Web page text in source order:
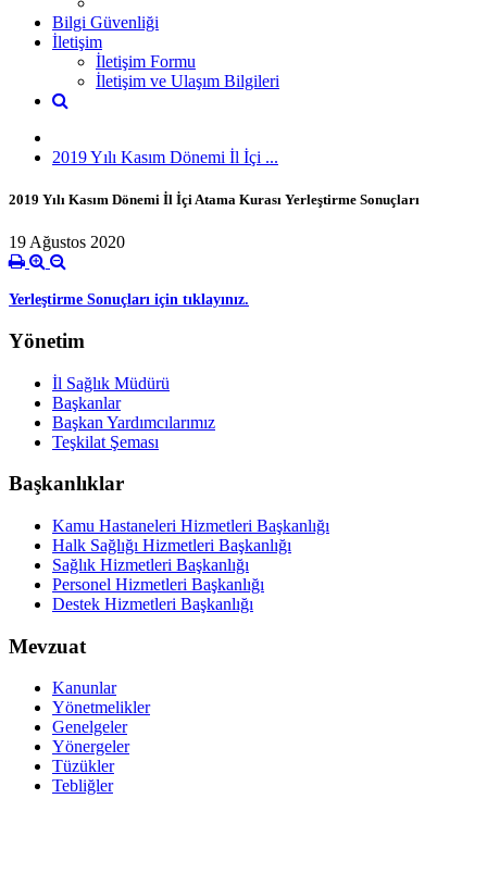
Bilgi Güvenliği
İletişim
İletişim Formu
İletişim ve Ulaşım Bilgileri
2019 Yılı Kasım Dönemi İl İçi ...
2019 Yılı Kasım Dönemi İl İçi Atama Kurası Yerleştirme Sonuçları
19 Ağustos 2020
Yerleştirme Sonuçları için tıklayınız.
Yönetim
İl Sağlık Müdürü
Başkanlar
Başkan Yardımcılarımız
Teşkilat Şeması
Başkanlıklar
Kamu Hastaneleri Hizmetleri Başkanlığı
Halk Sağlığı Hizmetleri Başkanlığı
Sağlık Hizmetleri Başkanlığı
Personel Hizmetleri Başkanlığı
Destek Hizmetleri Başkanlığı
Mevzuat
Kanunlar
Yönetmelikler
Genelgeler
Yönergeler
Tüzükler
Tebliğler